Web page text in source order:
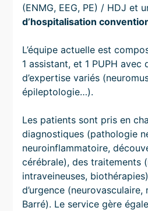
(ENMG, EEG, PE) / HDJ et
d’hospitalisation
L’équipe actuelle est
1 assistant, et 1 PUPH avec
d’expertise variés
épileptologie…).
Les patients sont pris en
diagnostiques (pathologie
neuroinflammatoire,
cérébrale), des traitements
intraveineuses,
d’urgence
Barré). Le service gère